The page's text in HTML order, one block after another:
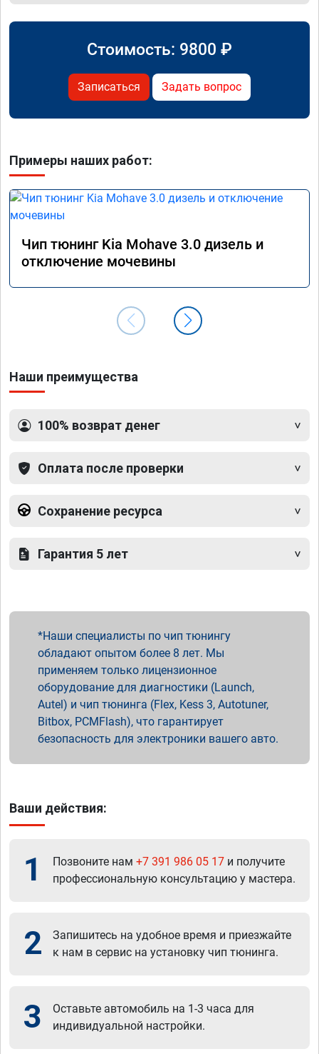
Стоимость: 9800 ₽
Записаться Задать вопрос
Примеры наших работ:
Чип тюнинг Kia Mohave 3.0 дизель и
отключение мочевины
Наши преимущества
100% возврат денег
Оплата после проверки
Сохранение ресурса
Гарантия 5 лет
Наши специалисты по чип тюнингу
обладают опытом более 8 лет. Мы
применяем только лицензионное
оборудование для диагностики (Launch,
Autel) и чип тюнинга (Flex, Kess 3, Autotuner,
Bitbox, PCMFlash), что гарантирует
безопасность для электроники вашего авто.
Ваши действия:
1 Позвоните нам +7 391 986 05 17 и получите
профессиональную консультацию у мастера.
2
Запишитесь на удобное время и приезжайте
к нам в сервис на установку чип тюнинга.
3
Оставьте автомобиль на 1-3 часа для
индивидуальной настройки.